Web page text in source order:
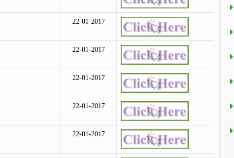
22-01-2017
22-01-2017
22-01-2017
22-01-2017
22-01-2017